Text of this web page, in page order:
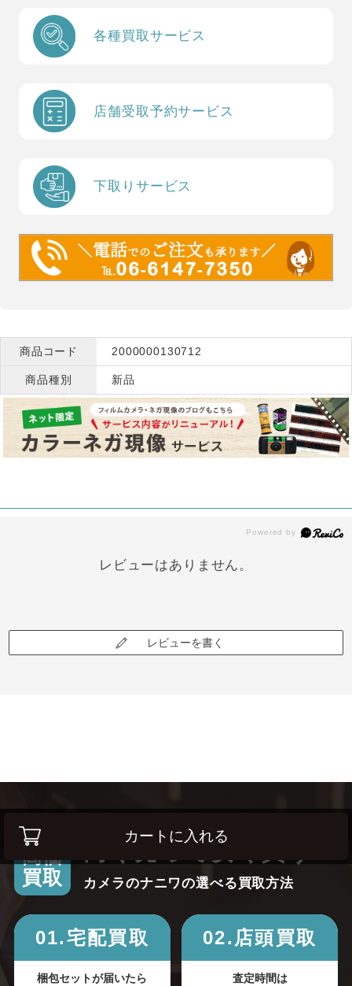
各種買取サービス
店舗受取予約サービス
下取りサービス
カートに入れる
商品コード 2000000130712
商品種別 新品
レビューはありません。
レビューを書く
高価
買取
高く売って安く買う！
カメラのナニワの選べる買取方法
01.宅配買取
梱包セットが届いたら
02.店頭買取
査定時間は